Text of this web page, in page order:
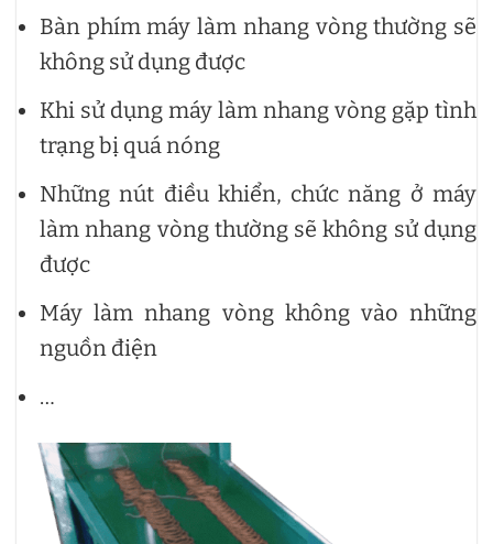
Bàn phím máy làm nhang vòng thường sẽ
không sử dụng được
Khi sử dụng máy làm nhang vòng gặp tình
trạng bị quá nóng
Những nút điều khiển, chức năng ở máy
làm nhang vòng thường sẽ không sử dụng
được
Máy làm nhang vòng không vào những
nguồn điện
…